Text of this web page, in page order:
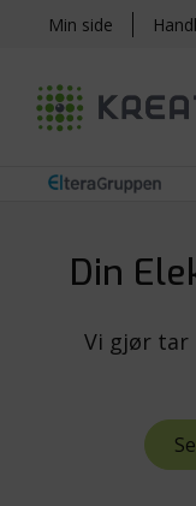
Min side
Din
Vi gjør tar